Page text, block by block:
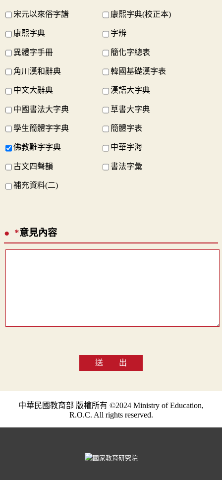
宋元以來俗字譜 康熙字典(校正本)
康熙字典 字辨
異體字手冊 簡化字總表
角川漢和辭典 韓國基礎漢字表
中文大辭典 漢語大字典
中國書法大字典 草書大字典
學生簡體字字典 簡體字表
佛教難字字典 中華字海
古文四聲韻 書法字彙
補充資料(二)
*意見內容
送 出
中華民國教育部 版權所有 ©2024 Ministry of Education,
R.O.C. All rights reserved.